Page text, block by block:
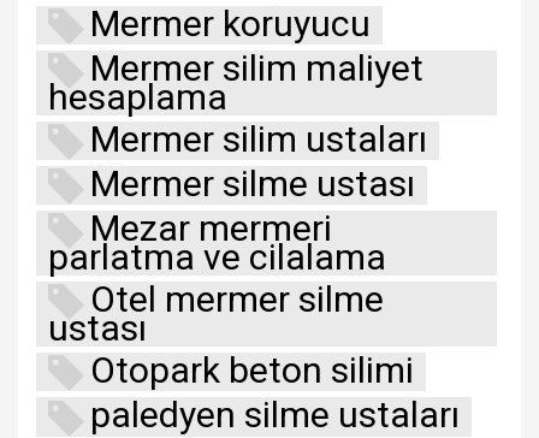
Mermer koruyucu
Mermer silim maliyet
hesaplama
Mermer silim ustaları
Mermer silme ustası
Mezar mermeri
parlatma ve cilalama
Otel mermer silme
ustası
Otopark beton silimi
paledyen silme ustaları